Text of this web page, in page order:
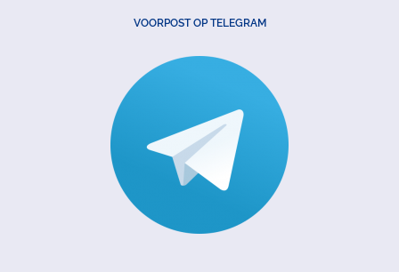
VOORPOST OP TELEGRAM